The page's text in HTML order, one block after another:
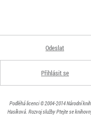
Odeslat
Přihlásit se
Podléhá licenci© 2004-2014Národní
Hasíková. Rozvoj služby Ptejte se